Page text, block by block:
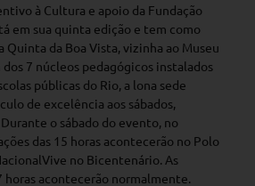
à Cultura e apoio da Fundação
em sua quinta edição e tem como
Quinta da Boa Vista, vizinha ao Museu
7 núcleos pedagógicos instalados
públicas do Rio, a lona sede
de excelência aos sábados,
o sábado do evento, no
das 15 horas acontecerão no Polo
no Bicentenário. As
horas acontecerão normalmente.